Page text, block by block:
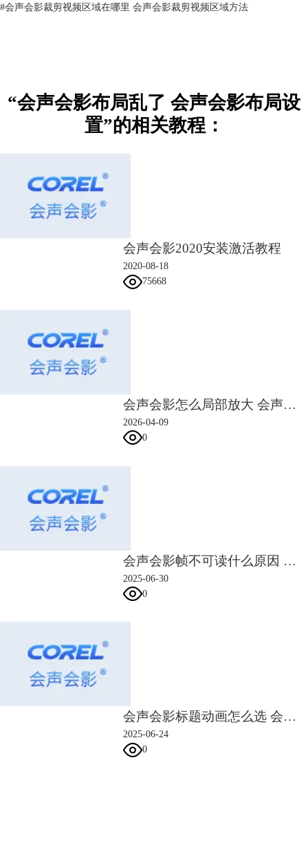
2.会声会影窗口位置调整
将鼠标光标移动到窗口左上方的八个点上，长按鼠标右键拖动窗口，移动
到其他窗口时会出现四个小箭头，将窗口拖动到箭头上就可以调整窗口位
图四：会声会影窗口页面调整
双击窗口上的八个点可以将窗口独立出来，再次双击窗口左上方的八个
会声会影编辑区窗口中找到【自定义工具栏】，在【自定义工具栏】中
可以勾选想要使用的工具，工具会出现在工具栏中，方便用户使用。
以上便是有关会声会影布局设置的方法。
在按照自己的喜好和使用习惯调整好的窗口大小和位置，
下面将为大家介绍会声会影如何保存自定义面板。
#会声会影裁剪视频区域在哪里 会声会影裁剪视频区域方法
“会声会影布局乱了 会声会影布局设
置”的相关教程：
会声会影2020安装激活教程
2020-08-18
75668
会声会影怎么局部放大 会声会影怎么扣绿幕
2026-04-09
0
会声会影帧不可读什么原因 会声会影帧不可读怎么解决
2025-06-30
0
会声会影标题动画怎么选 会声会影标题动画速度怎么调
2025-06-24
0